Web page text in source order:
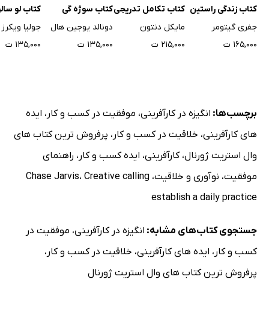
کتاب زندگی راستین
جفری گیتومر
۱۶۵,۰۰۰ ت
کتاب تکامل تدریجی
مایکل دنتون
۲۱۵,۰۰۰ ت
کتاب سوژه گی
دونالد یوجین هال
۱۳۵,۰۰۰ ت
کتاب لو
جولیا ویکرز
۱۳۵,۰۰۰ ت
برچسب‌ها: انگیزه در کارآفرینی، موفقیت در کسب و کار ، ایده
های کارآفرینی، خلاقیت در کسب و کار ، پرفروش ترین کتاب های
وال استریت ژورنال،کارآفرینی، ایده کسب و کار ، راهنمای
موفقیت، نوآوری و خلاقیت، Chase Jarvis، ‭Creative calling
establish a daily practice
جستجوی کتاب‌های مشابه: انگیزه در کارآفرینی، موفقیت در
کسب و کار ، ایده های کارآفرینی، خلاقیت در کسب و کار ،
پرفروش ترین کتاب های وال استریت ژورنال